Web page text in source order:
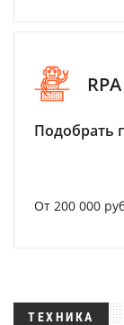
RPA
Подобрать
От 200 000
ТЕХНИКА